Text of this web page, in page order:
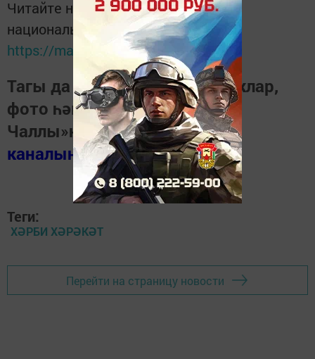
Читайте новости Татарстана в
национальном мессенджере MАХ:
https://max.ru/tatmedia
Тагы да кызыклырак яңалыклар,
фото һәм видеолар «Шәһри
Чаллы»ныңMAX
каналында(язылыгыз).
Теги:
ХӘРБИ ХӘРӘКӘТ
Перейти на страницу новости